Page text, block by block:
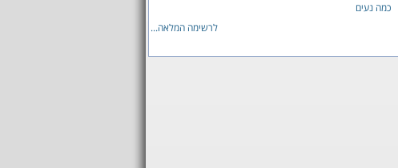
כמה נעים
לרשימה המלאה...